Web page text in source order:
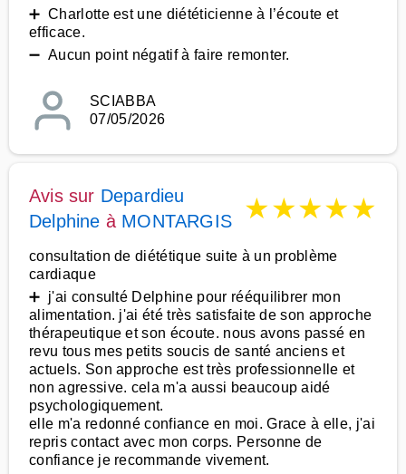
➕ Charlotte est une diététicienne à l’écoute et
efficace.
➖ Aucun point négatif à faire remonter.
SCIABBA
07/05/2026
Avis sur Depardieu
Delphine à MONTARGIS ★★★★★
consultation de diététique suite à un problème
cardiaque
➕ j'ai consulté Delphine pour rééquilibrer mon
alimentation. j'ai été très satisfaite de son approche
thérapeutique et son écoute. nous avons passé en
revu tous mes petits soucis de santé anciens et
actuels. Son approche est très professionnelle et
non agressive. cela m'a aussi beaucoup aidé
psychologiquement.
elle m'a redonné confiance en moi. Grace à elle, j'ai
repris contact avec mon corps. Personne de
confiance je recommande vivement.